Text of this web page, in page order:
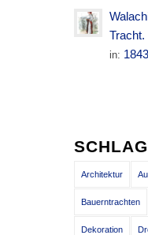
Tracht.
in: 1843
Architektur
Bauerntrachten
Dekoration